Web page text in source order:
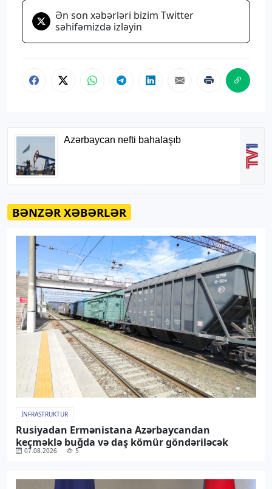
Ən son xəbərləri bizim Twitter
səhifəmizdə izləyin
BƏNZƏR XƏBƏRLƏR
İNFRASTRUKTUR
Rusiyadan Ermənistana Azərbaycandan
keçməklə buğda və daş kömür göndəriləcək
07.08.2026 5